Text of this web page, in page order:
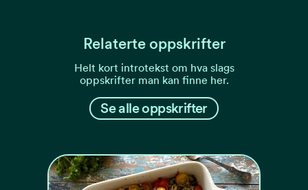
Relaterte oppskrifter
Helt kort introtekst om hva slags
oppskrifter man kan finne her.
Se alle oppskrifter